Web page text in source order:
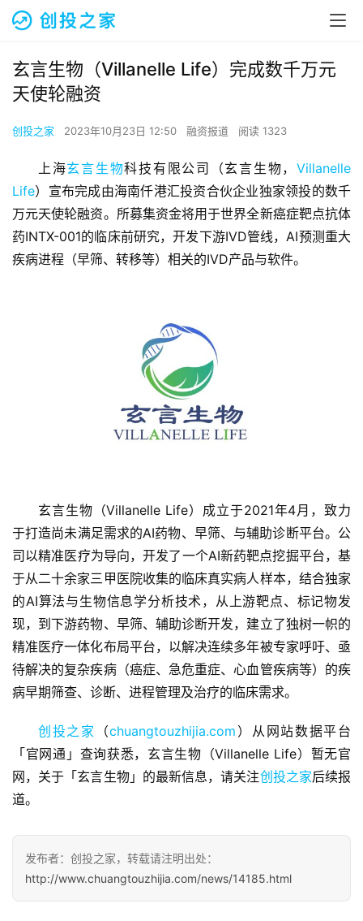
首
页
融
资
报
道
观
察
创
企
业
玄言生物（Villanelle Life）完成数千万元
天使轮融资
创投之家 2023年10月23日 12:50 融资报道 阅读 1323
上海玄言生物科技有限公司（玄言生物，Villanelle
Life）宣布完成由海南仟港汇投资合伙企业独家领投的数千
万元天使轮融资。所募集资金将用于世界全新癌症靶点抗体
药INTX-001的临床前研究，开发下游IVD管线，AI预测重大
疾病进程（早筛、转移等）相关的IVD产品与软件。
玄言生物（Villanelle Life）成立于2021年4月，致力
于打造尚未满足需求的AI药物、早筛、与辅助诊断平台。公
司以精准医疗为导向，开发了一个AI新药靶点挖掘平台，基
于从二十余家三甲医院收集的临床真实病人样本，结合独家
的AI算法与生物信息学分析技术，从上游靶点、标记物发
现，到下游药物、早筛、辅助诊断开发，建立了独树一帜的
精准医疗一体化布局平台，以解决连续多年被专家呼吁、亟
待解决的复杂疾病（癌症、急危重症、心血管疾病等）的疾
病早期筛查、诊断、进程管理及治疗的临床需求。
创投之家 （chuangtouzhijia.com ）从网站数据平台
「官网通」查询获悉，玄言生物（Villanelle Life）暂无官
网，关于「玄言生物」的最新信息，请关注创投之家后续报
道。
发布者：创投之家，转载请注明出处：
http://www.chuangtouzhijia.com/news/14185.html